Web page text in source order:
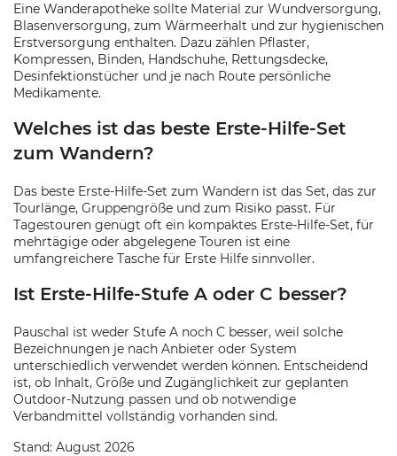
Eine Wanderapotheke sollte Material zur Wundversorgung,
Blasenversorgung, zum Wärmeerhalt und zur hygienischen
Erstversorgung enthalten. Dazu zählen Pflaster,
Kompressen, Binden, Handschuhe, Rettungsdecke,
Desinfektionstücher und je nach Route persönliche
Medikamente.
Welches ist das beste Erste-Hilfe-Set
zum Wandern?
Das beste Erste-Hilfe-Set zum Wandern ist das Set, das zur
Tourlänge, Gruppengröße und zum Risiko passt. Für
Tagestouren genügt oft ein kompaktes Erste-Hilfe-Set, für
mehrtägige oder abgelegene Touren ist eine
umfangreichere Tasche für Erste Hilfe sinnvoller.
Ist Erste-Hilfe-Stufe A oder C besser?
Pauschal ist weder Stufe A noch C besser, weil solche
Bezeichnungen je nach Anbieter oder System
unterschiedlich verwendet werden können. Entscheidend
ist, ob Inhalt, Größe und Zugänglichkeit zur geplanten
Outdoor-Nutzung passen und ob notwendige
Verbandmittel vollständig vorhanden sind.
Stand: August 2026